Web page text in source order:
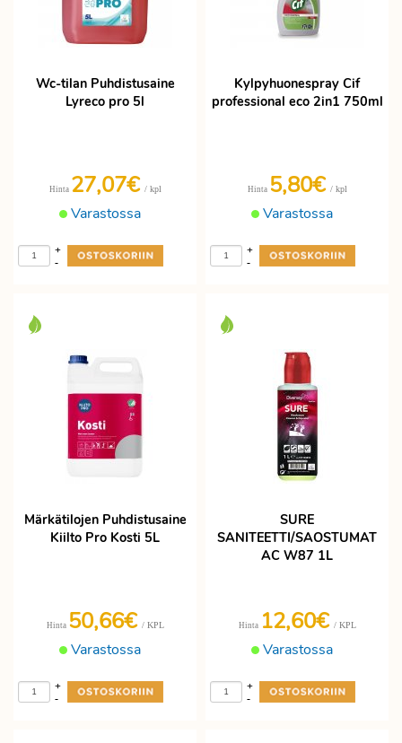
Wc-tilan Puhdistusaine
Lyreco pro 5l
Varastossa
Hinta 27,07€ / kpl
-
+
Kylpyhuonespray Cif
professional eco 2in1 750ml
Varastossa
Hinta 5,80€ / kpl
-
+
Märkätilojen Puhdistusaine
Kiilto Pro Kosti 5L
Varastossa
Hinta 50,66€ / KPL
-
+
SURE
SANITEETTI/SAOSTUMAT
AC W87 1L
Varastossa
Hinta 12,60€ / KPL
-
+